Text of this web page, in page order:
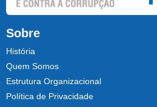
Sobre
História
Quem Somos
Estrutura Organizacional
Política de Privacidade